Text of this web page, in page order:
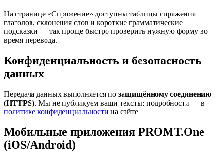
На странице «Спряжение» доступны таблицы спряжения
глаголов, склонения слов и короткие грамматические
подсказки — так проще быстро проверить нужную форму во
время перевода.
Конфиденциальность и безопасность
данных
Передача данных выполняется по защищённому соединению
(HTTPS). Мы не публикуем ваши тексты; подробности — в
политике конфиденциальности на сайте.
Мобильные приложения PROMT.One
(iOS/Android)